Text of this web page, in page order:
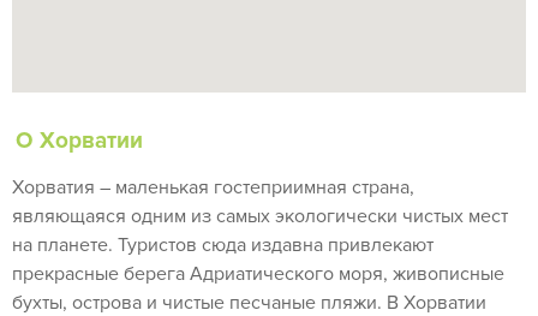
О Хорватии
Хорватия – маленькая гостеприимная страна,
являющаяся одним из самых экологически чистых мест
на планете. Туристов сюда издавна привлекают
прекрасные берега Адриатического моря, живописные
бухты, острова и чистые песчаные пляжи. В Хорватии